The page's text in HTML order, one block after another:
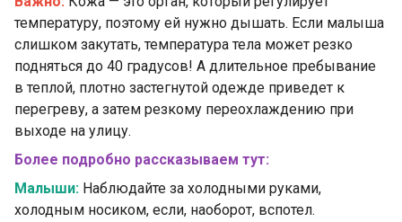
температуру, поэтому ей нужно дышать. Если малыша
слишком закутать, температура тела может резко
подняться до 40 градусов! А длительное пребывание
в теплой, плотно застегнутой одежде приведет к
перегреву, а затем резкому переохлаждению при
выходе на улицу.
Более подробно рассказываем тут:
Малыши: Наблюдайте за холодными руками,
холодным носиком, если, наоборот, вспотел.